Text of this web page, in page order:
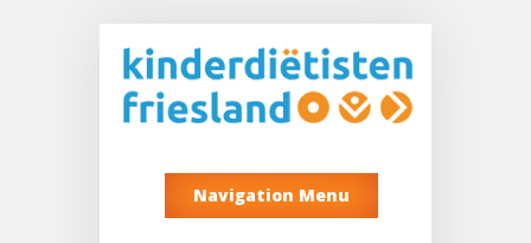
Navigation Menu